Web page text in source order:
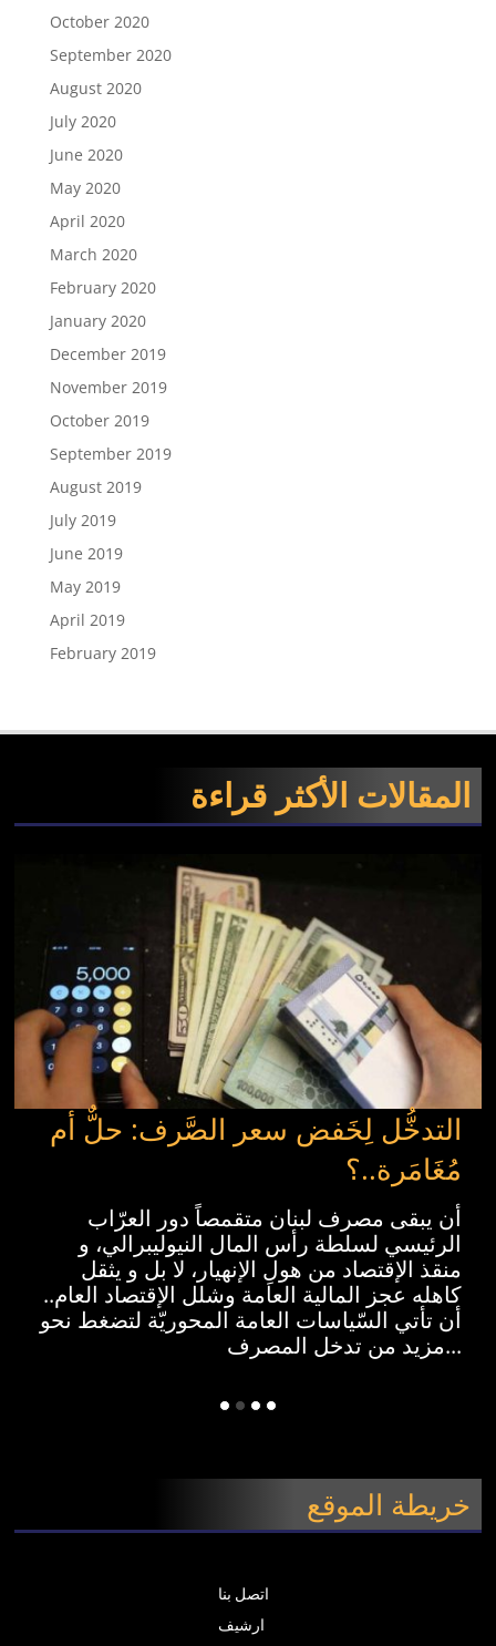
October 2020
September 2020
August 2020
July 2020
June 2020
May 2020
April 2020
March 2020
February 2020
January 2020
December 2019
November 2019
October 2019
September 2019
August 2019
July 2019
June 2019
May 2019
April 2019
February 2019
المقالات الأكثر قراءة
التدخُّل لِخَفض سعر الصَّرف: حلٌّ أم
مُغَامَرة..؟
أن يبقى مصرف لبنان متقمصاً دور العرّاب
الرئيسي لسلطة رأس المال النيوليبرالي، و
منقذ الإقتصاد من هولِ الإنهيار، لا بل و يثقل
كاهله عجز المالية العامة وشلل الإقتصاد العام..
أن تأتي السّياسات العامة المحوريّة لتضغط نحو
مزيد من تدخل المصرف...
خريطة الموقع
اتصل بنا
ارشيف